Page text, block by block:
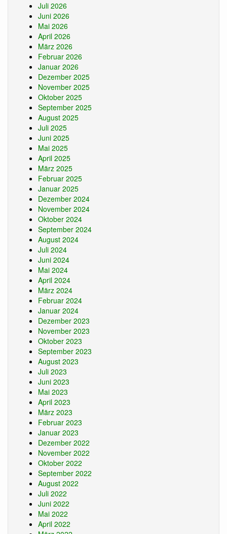
Juli 2026
Juni 2026
Mai 2026
April 2026
März 2026
Februar 2026
Januar 2026
Dezember 2025
November 2025
Oktober 2025
September 2025
August 2025
Juli 2025
Juni 2025
Mai 2025
April 2025
März 2025
Februar 2025
Januar 2025
Dezember 2024
November 2024
Oktober 2024
September 2024
August 2024
Juli 2024
Juni 2024
Mai 2024
April 2024
März 2024
Februar 2024
Januar 2024
Dezember 2023
November 2023
Oktober 2023
September 2023
August 2023
Juli 2023
Juni 2023
Mai 2023
April 2023
März 2023
Februar 2023
Januar 2023
Dezember 2022
November 2022
Oktober 2022
September 2022
August 2022
Juli 2022
Juni 2022
Mai 2022
April 2022